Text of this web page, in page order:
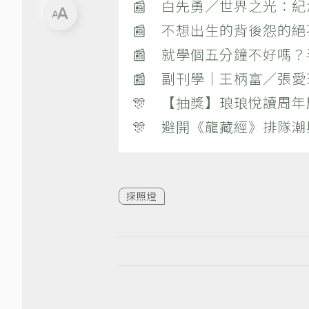
📰 白先勇／世界之光：紀
📰 不想出生的背後怨的絕
📰 就學個五分鐘不好嗎？
📰 副刊學｜王柄富／張愛
🎊 【抽獎】琅琅悅讀周年
🎊 避開《龍藏經》排隊潮
探照燈